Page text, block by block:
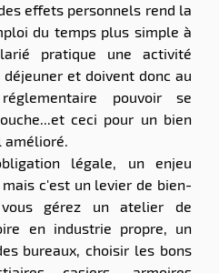
effets personnels rend la
du temps plus simple à
pratique une activité
et doivent donc au
pouvoir se
ceci pour un bien
amélioré.
légale, un enjeu
c'est un levier de bien-
gérez un atelier de
en industrie propre, un
bureaux, choisir les bons